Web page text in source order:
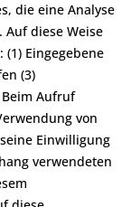
die eine Analyse
diese Weise
Eingegebene
(3)
Aufruf
von
Einwilligung
verwendeten